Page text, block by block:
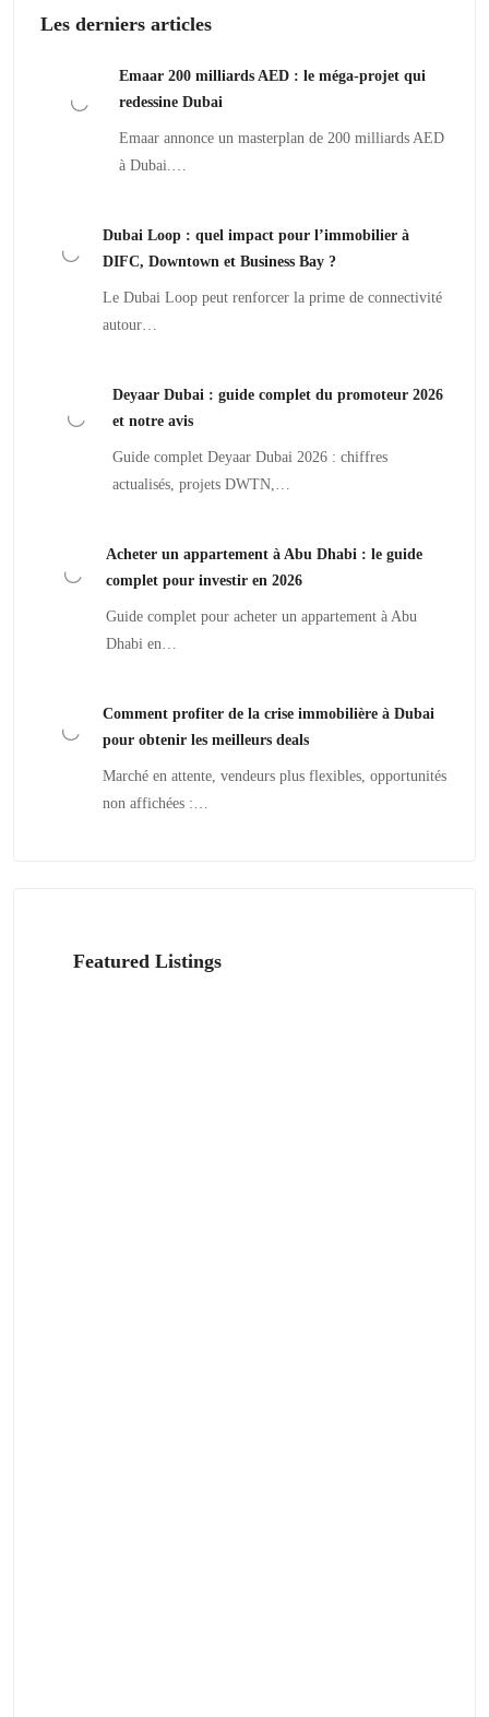
Les derniers articles
Emaar 200 milliards AED : le méga-projet qui
redessine Dubai
Emaar annonce un masterplan de 200 milliards AED
à Dubai.…
Dubai Loop : quel impact pour l’immobilier à
DIFC, Downtown et Business Bay ?
Le Dubai Loop peut renforcer la prime de connectivité
autour…
Deyaar Dubai : guide complet du promoteur 2026
et notre avis
Guide complet Deyaar Dubai 2026 : chiffres
actualisés, projets DWTN,…
Acheter un appartement à Abu Dhabi : le guide
complet pour investir en 2026
Guide complet pour acheter un appartement à Abu
Dhabi en…
Comment profiter de la crise immobilière à Dubai
pour obtenir les meilleurs deals
Marché en attente, vendeurs plus flexibles, opportunités
non affichées :…
Featured Listings